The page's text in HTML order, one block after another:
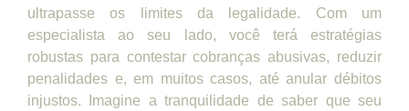
ultrapasse os limites da legalidade. Com um
especialista ao seu lado, você terá estratégias
robustas para contestar cobranças abusivas, reduzir
penalidades e, em muitos casos, até anular débitos
injustos. Imagine a tranquilidade de saber que seu